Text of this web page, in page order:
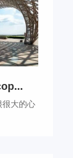
很大的心